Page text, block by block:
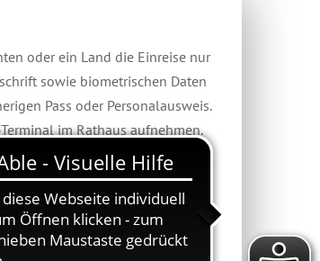
oder ein Land die Einreise nur
sowie biometrischen Daten
Pass oder Personalausweis.
im Rathaus aufnehmen.
Regel drei bis fünf Wochen. In
Tage zur Verfügung steht. Die
vor Auslandsreisen die
verlangen. Der Pass ist
erfragt werden.